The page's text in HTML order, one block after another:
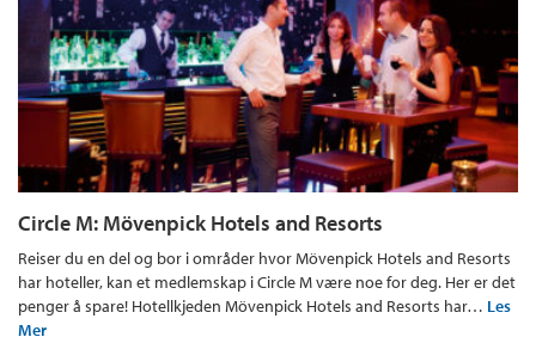
Circle M: Mövenpick Hotels and Resorts
Reiser du en del og bor i områder hvor Mövenpick Hotels and Resorts
har hoteller, kan et medlemskap i Circle M være noe for deg. Her er det
penger å spare! Hotellkjeden Mövenpick Hotels and Resorts har… Les
Mer